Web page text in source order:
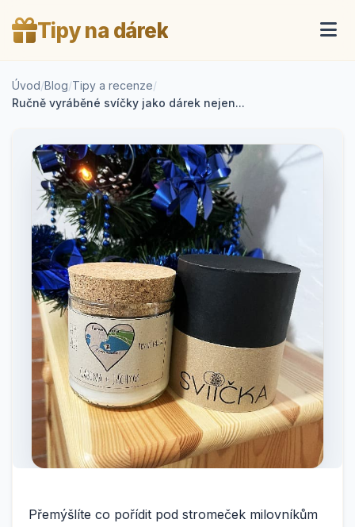
Tipy na dárek
Úvod/Blog/Tipy a recenze/
Ručně vyráběné svíčky jako dárek nejen...
Přemýšlíte co pořídit pod stromeček milovníkům